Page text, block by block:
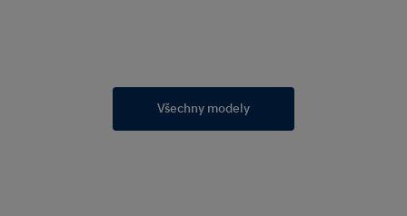
Všechny modely